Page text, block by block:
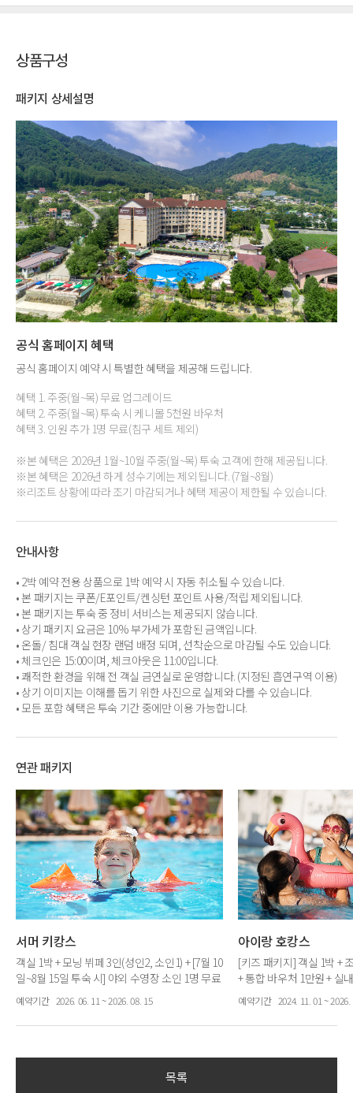
상품구성
패키지 상세설명
공식 홈페이지 혜택
공식 홈페이지 예약 시 특별한 혜택을 제공해 드립니다.
혜택 1. 주중(월~목) 무료 업그레이드
혜택 2. 주중(월~목) 투숙 시 케니몰 5천원 바우처
혜택 3. 인원 추가 1명 무료(침구 세트 제외)
※본 혜택은 2026년 1월~10월 주중(월~목) 투숙 고객에 한해 제공됩니다.
※본 혜택은 2026년 하게 성수기에는 제외됩니다. (7월~8월)
※리조트 상황에 따라 조기 마감되거나 혜택 제공이 제한될 수 있습니다.
안내사항
• 2박 예약 전용 상품으로 1박 예약 시 자동 취소될 수 있습니다.
• 본 패키지는 쿠폰/E포인트/켄싱턴 포인트 사용/적립 제외됩니다.
• 본 패키지는 투숙 중 정비 서비스는 제공되지 않습니다.
• 상기 패키지 요금은 10% 부가세가 포함된 금액입니다.
• 온돌/ 침대 객실 현장 랜덤 배정 되며, 선착순으로 마감될 수도 있습니다.
• 체크인은 15:00이며, 체크아웃은 11:00입니다.
• 쾌적한 환경을 위해 전 객실 금연실로 운영합니다. (지정된 흡연구역 이용)
• 상기 이미지는 이해를 돕기 위한 사진으로 실제와 다를 수 있습니다.
• 모든 포함 혜택은 투숙 기간 중에만 이용 가능합니다.
연관 패키지
서머 키캉스
객실 1박 + 모닝 뷔페 3인(성인2, 소인1) + [7월 10
일~8월 15일 투숙 시] 야외 수영장 소인 1명 무료
제공 + 통합 바우처 1만원 + 가평 서머 컨텐츠
예약기간 2026. 06. 11 ~ 2026. 08. 15
아이랑 호캉스
[키즈 패키지] 객실 1박 +
+ 통합 바우처 1만원 + 실
권 + 공홈혜택
예약기간 2024. 11. 01 ~ 2026.
목록